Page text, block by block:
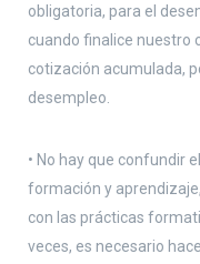
obligatoria, para el
cuando finalice nuestro
cotización acumulada,
desempleo.
• No hay que confundir
formación y
con las prácticas
veces, es necesario